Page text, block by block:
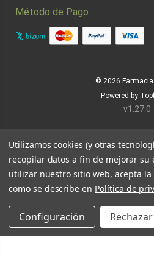
Método de Pago
© 2026
Powered by
v1.27.0
Utilizamos cookies (y otras
recopilar datos a fin de mejorar su
utilizar nuestro sitio web, acepta
como se describe en Política de
Configuración